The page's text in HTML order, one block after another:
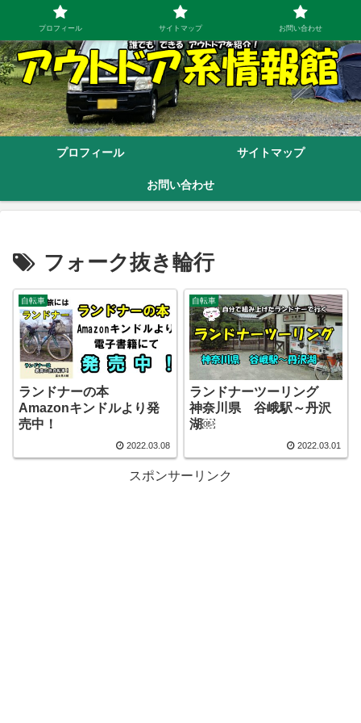
プロフィール サイトマップ
お問い合わせ
フォーク抜き輪行
自転車
ランドナーの本
Amazonキンドルより発
売中！
2022.03.08
自転車
ランドナーツーリング
神奈川県 谷峨駅～丹沢
湖￼
2022.03.01
スポンサーリンク
プロフィール サイトマップ お問い合わせ